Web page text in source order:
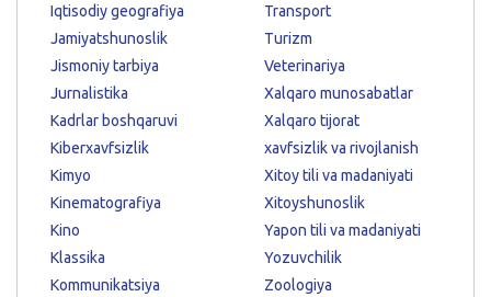
Iqtisodiy geografiya
Jamiyatshunoslik
Jismoniy tarbiya
Jurnalistika
Kadrlar boshqaruvi
Kiberxavfsizlik
Kimyo
Kinematografiya
Kino
Klassika
Kommunikatsiya
Transport
Turizm
Veterinariya
Xalqaro munosabatlar
Xalqaro tijorat
xavfsizlik va rivojlanish
Xitoy tili va madaniyati
Xitoyshunoslik
Yapon tili va madaniyati
Yozuvchilik
Zoologiya